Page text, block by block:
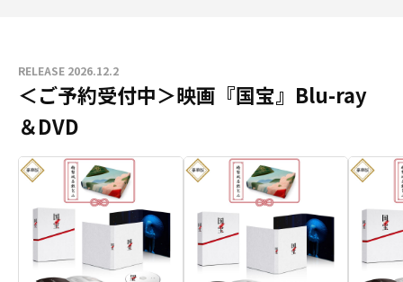
RELEASE 2026.12.2
＜ご予約受付中＞映画『国宝』Blu-ray
＆DVD